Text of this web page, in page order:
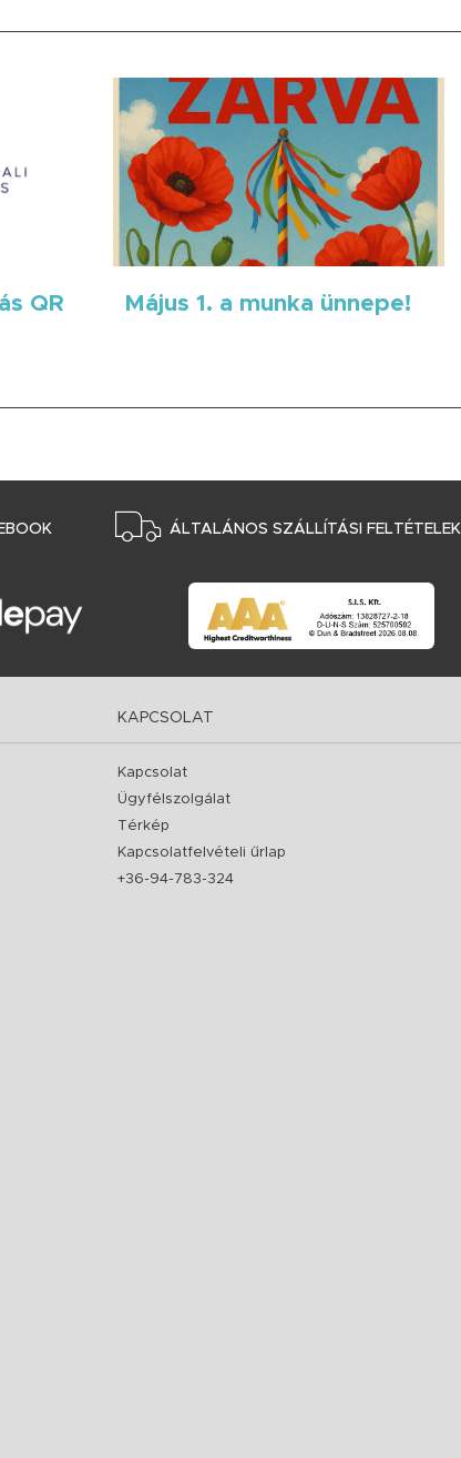
QR
Május 1. a munka ünnepe!
ÁLTALÁNOS SZÁLLÍTÁSI FELTÉTELEK
KAPCSOLAT
Kapcsolat
Ügyfélszolgálat
Térkép
Kapcsolatfelvételi űrlap
+36-94-783-324